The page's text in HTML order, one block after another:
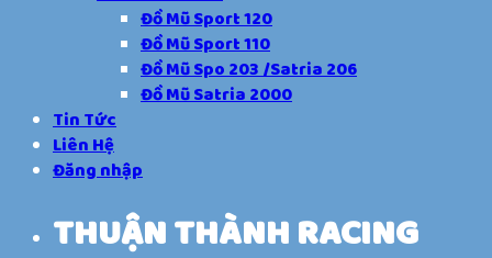
Đồ Mũ Sport 120
Đồ Mũ Sport 110
Đồ Mũ Spo 203 /Satria 206
Đồ Mũ Satria 2000
Tin Tức
Liên Hệ
Đăng nhập
THUẬN THÀNH RACING